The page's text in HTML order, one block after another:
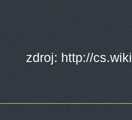
zdroj: http://